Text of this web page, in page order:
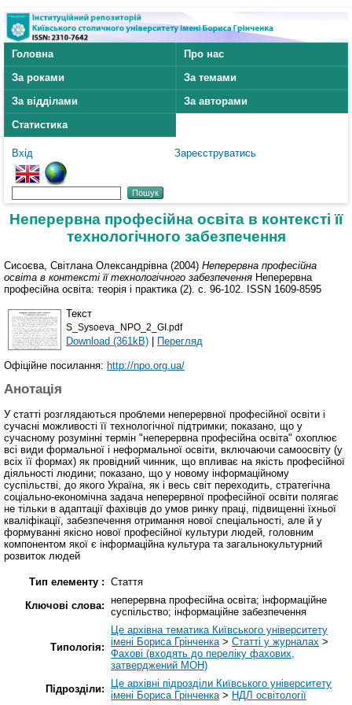
Головна
Про нас
За роками
За темами
За відділами
За авторами
Статистика
Вхід Зареєструватись
Неперервна професійна освіта в контексті її
технологічного забезпечення
Сисоєва, Світлана Олександрівна (2004) Неперервна професійна
освіта в контексті її технологічного забезпечення Неперервна
професійна освіта: теорія і практика (2). с. 96-102. ISSN 1609-8595
Текст
S_Sysoeva_NPO_2_GI.pdf
Download (361kB) | Перегляд
Офіційне посилання: http://npo.org.ua/
Анотація
У статті розглядаються проблеми неперервної професійної освіти і
сучасні можливості її технологічної підтримки; показано, що у
сучасному розумінні термін "неперервна професійна освіта" охоплює
всі види формальної і неформальної освіти, включаючи самоосвіту (у
всіх її формах) як провідний чинник, що впливає на якість професійної
діяльності людини; показано, що у новому інформаційному
суспільстві, до якого Україна, як і весь світ переходить, стратегічна
соціально-економічна задача неперервної професійної освіти полягає
не тільки в адаптації фахівців до умов ринку праці, підвищенні їхньої
кваліфікації, забезпечення отримання нової спеціальності, але й у
формуванні якісно нової професійної культури людей, головним
компонентом якої є інформаційна культура та загальнокультурний
розвиток людей
Тип елементу : Стаття
Ключові слова: неперервна професійна освіта; інформаційне
суспільство; інформаційне забезпечення
Типологія:
Це архівна тематика Київського університету
імені Бориса Грінченка> Статті у журналах >
Фахові (входять до переліку фахових,
затверджений МОН)
Підрозділи:
Це архівні підрозділи Київського університету
імені Бориса Грінченка> НДЛ освітології